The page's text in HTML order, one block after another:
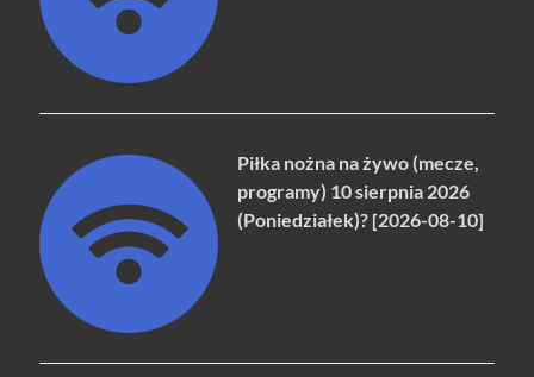
Piłka nożna na żywo (mecze,
programy) 10 sierpnia 2026
(Poniedziałek)? [2026-08-10]